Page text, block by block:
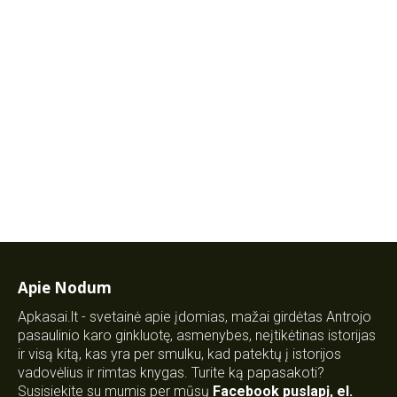
Apie Nodum
Apkasai.lt - svetainė apie įdomias, mažai girdėtas Antrojo
pasaulinio karo ginkluotę, asmenybes, neįtikėtinas istorijas
ir visą kitą, kas yra per smulku, kad patektų į istorijos
vadovėlius ir rimtas knygas. Turite ką papasakoti?
Susisiekite su mumis per mūsų Facebook puslapį, el.